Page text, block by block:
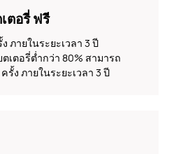
ตอรี่ ฟรี
ภายในระยะเวลา 3 ปี
เตอรี่ต่ำกว่า 80% สามารถ
รั้ง ภายในระยะเวลา 3 ปี